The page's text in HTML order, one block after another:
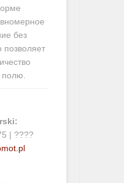
без
позволяет
| ????